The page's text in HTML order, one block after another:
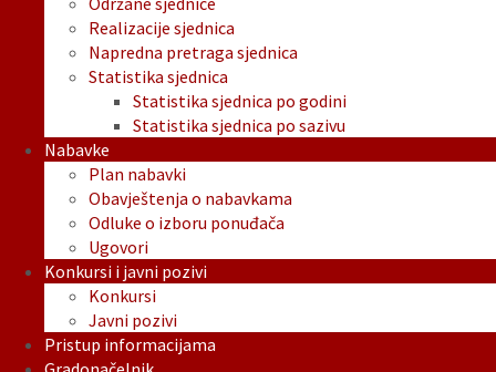
Realizacije sjednica
Napredna pretraga sjednica
Statistika sjednica
Statistika sjednica po godini
Statistika sjednica po sazivu
Nabavke
Plan nabavki
Obavještenja o nabavkama
Odluke o izboru ponuđača
Ugovori
Konkursi i javni pozivi
Konkursi
Javni pozivi
Pristup informacijama